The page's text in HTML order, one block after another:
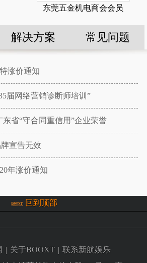
东莞五金机电商会会员
解决方案 常见问题
涨价通知
届网络营销诊断师培训”
省“守合同重信用”企业荣誉
宣告无效
年涨价通知
回到顶部
| 关于BOOXT | 联系新航娱乐